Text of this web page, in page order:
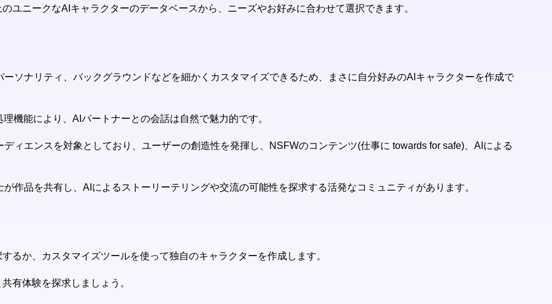
ユニークなAIキャラクターのデータベースから、ニーズやお好みに合わせて選択できます。
ソナリティ、バックグラウンドなどを細かくカスタマイズできるため、まさに自分好みのAIキャラクターを作成で
機能により、AIパートナーとの会話は自然で魅力的です。
ィエンスを対象としており、ユーザーの創造性を発揮し、NSFWのコンテンツ(仕事に towards for safe)、AIによる
作品を共有し、AIによるストーリーテリングや交流の可能性を探求する活発なコミュニティがあります。
るか、カスタマイズツールを使って独自のキャラクターを作成します。
有体験を探求しましょう。